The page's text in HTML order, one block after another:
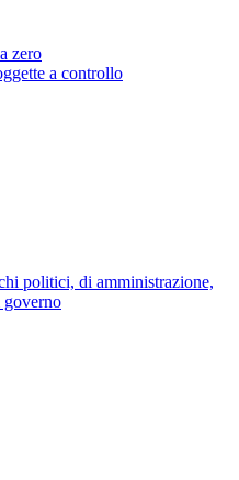
zero
a controllo
politici, di amministrazione,